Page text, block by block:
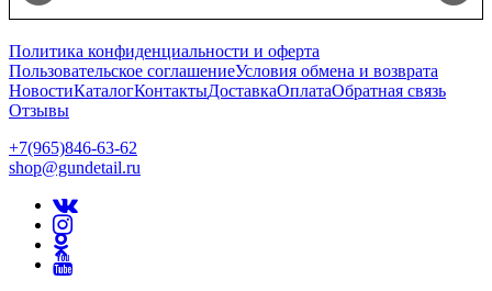
Политика конфиденциальности и оферта
Пользовательское соглашениеУсловия обмена и возврата
НовостиКаталогКонтактыДоставкаОплатаОбратная связь
Отзывы
+7(965)846-63-62
shop@gundetail.ru